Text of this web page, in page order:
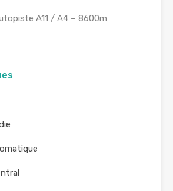
A11 / A4 – 8600m